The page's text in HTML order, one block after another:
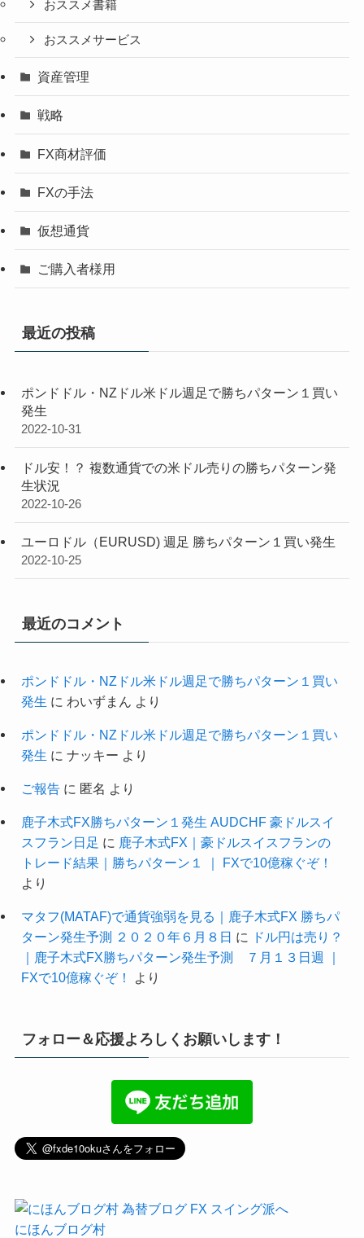
おススメ書籍
おススメサービス
資産管理
戦略
FX商材評価
FXの手法
仮想通貨
ご購入者様用
最近の投稿
ポンドドル・NZドル米ドル週足で勝ちパターン１買い
発生
2022-10-31
ドル安！？ 複数通貨での米ドル売りの勝ちパターン発
生状況
2022-10-26
ユーロドル（EURUSD) 週足 勝ちパターン１買い発生
2022-10-25
最近のコメント
ポンドドル・NZドル米ドル週足で勝ちパターン１買い
発生 に わいずまん より
ポンドドル・NZドル米ドル週足で勝ちパターン１買い
発生 に ナッキー より
ご報告に 匿名 より
鹿子木式FX勝ちパターン１発生 AUDCHF 豪ドルスイ
スフラン日足 に 鹿子木式FX｜豪ドルスイスフランの
トレード結果｜勝ちパターン１ ｜ FXで10億稼ぐぞ！
より
マタフ(MATAF)で通貨強弱を見る｜鹿子木式FX 勝ちパ
ターン発生予測 ２０２０年６月８日 に
ドル円は売り？
｜鹿子木式FX勝ちパターン発生予測 ７月１３日週 ｜
FXで10億稼ぐぞ！
より
フォロー＆応援よろしくお願いします！
にほんブログ村